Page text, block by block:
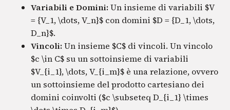
Variabili e Domini: Un insieme di variabili $V
= {V_1, \dots, V_n}$ con domini $D = {D_1, \dots,
D_n}$.
Vincoli: Un insieme $C$ di vincoli. Un vincolo
$c \in C$ su un sottoinsieme di variabili
$V_{i_1}, \dots, V_{i_m}$ è una relazione, ovvero
un sottoinsieme del prodotto cartesiano dei
domini coinvolti ($c \subseteq D_{i_1} \times